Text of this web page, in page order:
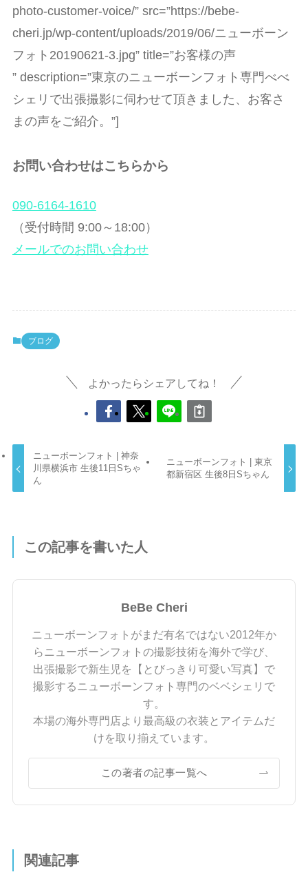
photo-customer-voice/” src=”https://bebe-
cheri.jp/wp-content/uploads/2019/06/ニューボーン
フォト20190621-3.jpg” title=”お客様の声
” description=”東京のニューボーンフォト専門べべ
シェリで出張撮影に伺わせて頂きました、お客さ
まの声をご紹介。”]
お問い合わせはこちらから
090-6164-1610
（受付時間 9:00～18:00）
メールでのお問い合わせ
ブログ
よかったらシェアしてね！
ニューボーンフォト | 神奈
川県横浜市 生後11日Sちゃ
ん
ニューボーンフォト | 東京
都新宿区 生後8日Sちゃん
この記事を書いた人
BeBe Cheri
ニューボーンフォトがまだ有名ではない2012年か
らニューボーンフォトの撮影技術を海外で学び、
出張撮影で新生児を【とびっきり可愛い写真】で
撮影するニューボーンフォト専門のベベシェリで
す。
本場の海外専門店より最高級の衣装とアイテムだ
けを取り揃えています。
この著者の記事一覧へ
関連記事